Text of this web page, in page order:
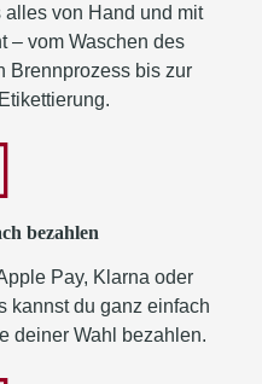
von Hand und mit
– vom Waschen des
Brennprozess bis zur
bezahlen
Pay, Klarna oder
kannst du ganz einfach
deiner Wahl bezahlen.